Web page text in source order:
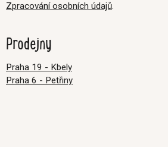
Zpracování osobních údajů.
Prodejny
Praha 19 - Kbely
Praha 6 - Petřiny